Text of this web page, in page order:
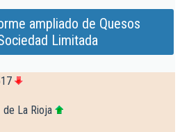
ampliado de Quesos
Limitada
de La Rioja